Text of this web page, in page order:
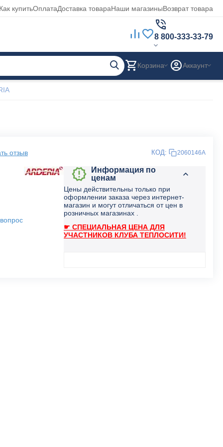
Как купитьОплатаДоставка товараНаши магазиныВозврат товара
8 800-333-33-79
Корзина Аккаунт
отзыв КОД: 2060146А
Информация по
ценам
Цены действительны только при
оформлении заказа через интернет-
магазин и могут отличаться от цен в
розничных магазинах .
☛ СПЕЦИАЛЬНАЯ ЦЕНА ДЛЯ
УЧАСТНИКОВ КЛУБА ТЕПЛОСИТИ!